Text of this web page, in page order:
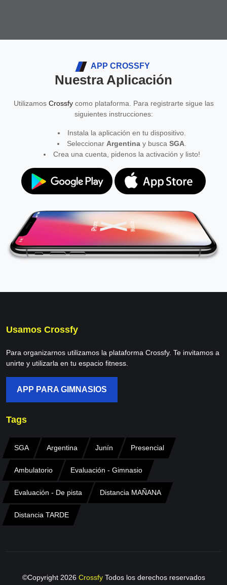
APP CROSSFY
Nuestra Aplicación
Utilizamos Crossfycomo plataforma. Para registrarte sigue las
siguientes instrucciones:
Instala la aplicación en tu dispositivo.
Seleccionar Argentinay busca SGA.
Crea una cuenta, pidenos la activación y listo!
Usamos Crossfy
Para organizarnos utilizamos la plataforma Crossfy. Te invitamos a
unirte y utilizarla en tu espacio fitness.
APP PARA GIMNASIOS
Tags
SGA Argentina Junín Presencial
Ambulatorio Evaluación - Gimnasio
Evaluación - De pista Distancia MAÑANA
Distancia TARDE
©Copyright 2026 Crossfy Todos los derechos reservados